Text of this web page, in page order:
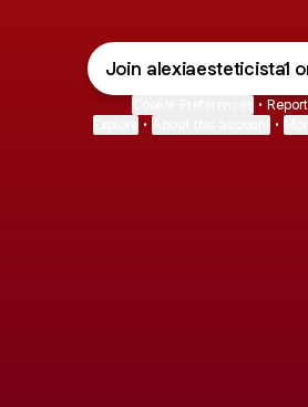
Join alexiaesteticista1
• Report
• •